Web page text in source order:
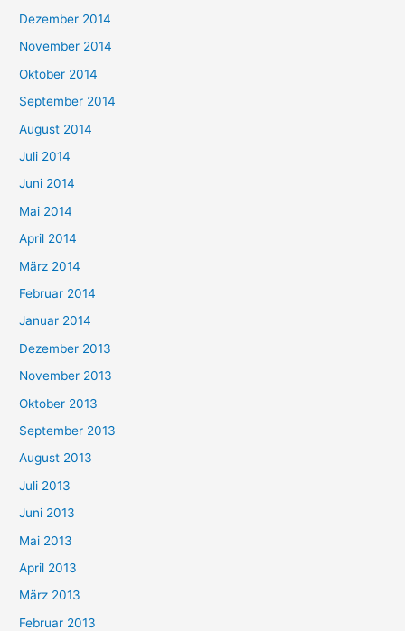
Dezember 2014
November 2014
Oktober 2014
September 2014
August 2014
Juli 2014
Juni 2014
Mai 2014
April 2014
März 2014
Februar 2014
Januar 2014
Dezember 2013
November 2013
Oktober 2013
September 2013
August 2013
Juli 2013
Juni 2013
Mai 2013
April 2013
März 2013
Februar 2013